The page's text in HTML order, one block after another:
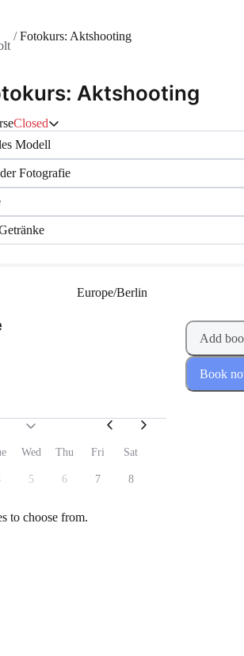
/Fotokurs: Aktshooting
Aktshooting
Closed
Modell
Fotografie
Europe/Berlin
Wed Thu Fri Sat
5 6 7 8
to choose from.
Add
Book